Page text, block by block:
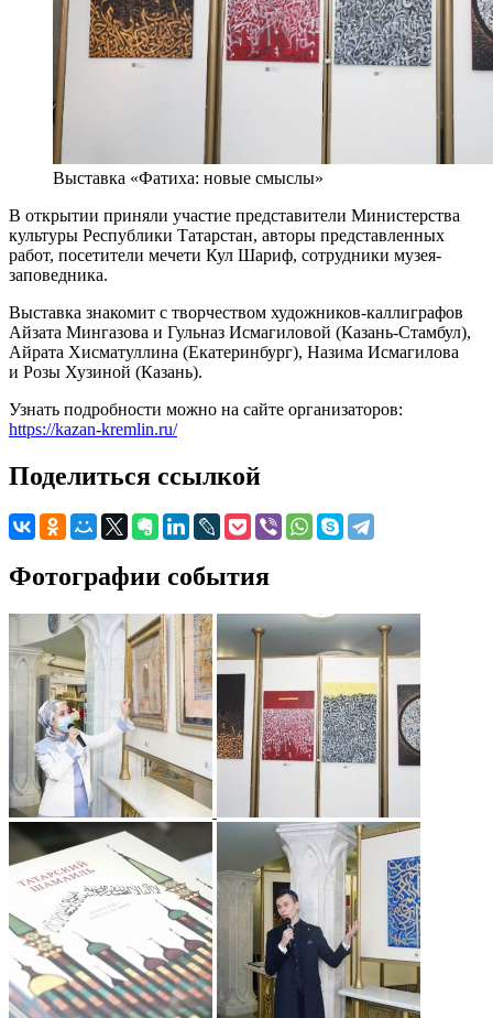
Выставка «Фатиха: новые смыслы»
В открытии приняли участие представители Министерства
культуры Республики Татарстан, авторы представленных
работ, посетители мечети Кул Шариф, сотрудники музея-
заповедника.
Выставка знакомит с творчеством художников-каллиграфов
Айзата Мингазова и Гульназ Исмагиловой (Казань-Стамбул),
Айрата Хисматуллина (Екатеринбург), Назима Исмагилова
и Розы Хузиной (Казань).
Узнать подробности можно на сайте организаторов:
https://kazan-kremlin.ru/
Поделиться ссылкой
Фотографии события